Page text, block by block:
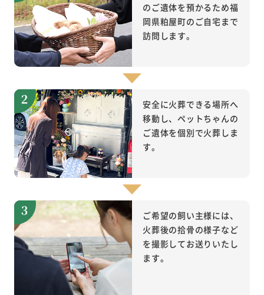
のご遺体を預かるため福
岡県粕屋町のご自宅まで
訪問します。
安全に火葬できる場所へ
移動し、ペットちゃんの
ご遺体を個別で火葬しま
す。
ご希望の飼い主様には、
火葬後の拾骨の様子など
を撮影してお送りいたし
ます。